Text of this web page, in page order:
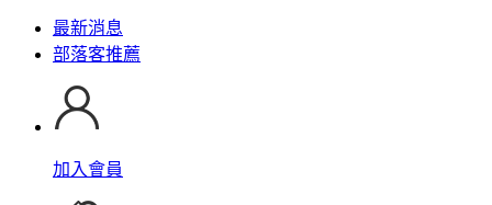
最新消息
部落客推薦
加入會員